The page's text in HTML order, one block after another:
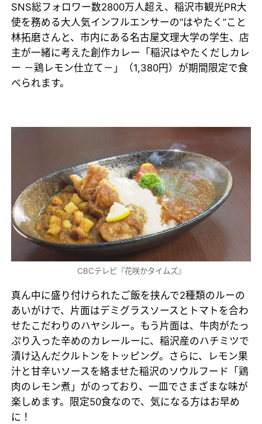
SNS総フォロワー数2800万人超え、稲沢市観光PR大
使を務める大人気インフルエンサーの“はやたく”こと
林拓磨さんと、市内にある名古屋文理大学の学生、店
主が一緒に考えた創作カレー「稲沢はやたくだしカレ
ー －鶏レモン仕立て－」（1,380円）が期間限定で食
べられます。
CBCテレビ『花咲かタイムズ』
真ん中に盛り付けられたご飯を挟んで2種類のルーの
あいがけで、片面はデミグラスソースとトマトを合わ
せたこだわりのハヤシルー。もう片面は、牛肉がたっ
ぷり入った辛めのカレールーに、稲沢産のハチミツで
漬け込んだクルトンをトッピング。さらに、レモン果
汁と甘辛いソースを絡ませた稲沢のソウルフード「鶏
肉のレモン煮」がのっており、一皿でさまざまな味が
楽しめます。限定50食なので、気になる方はお早め
に！